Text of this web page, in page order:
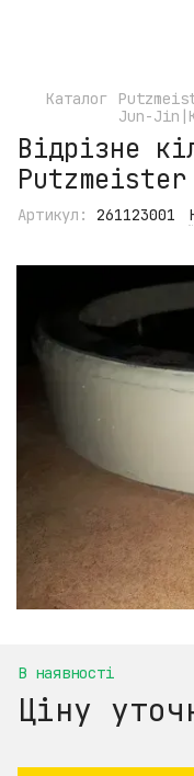
Каталог
Jun-
Відрізне
Артикул: 261123001
В наявності
Ціну